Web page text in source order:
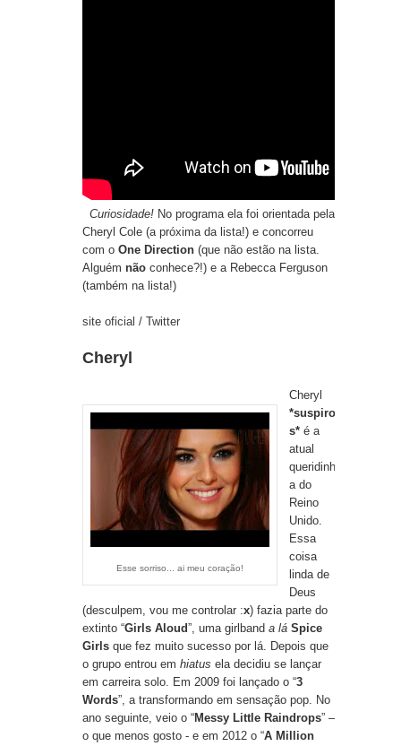
Curiosidade! No programa ela foi orientada pela
Cheryl Cole (a próxima da lista!) e concorreu
com o One Direction (que não estão na lista.
Alguém não conhece?!) e a Rebecca Ferguson
(também na lista!)
site oficial / Twitter
Cheryl
Esse sorriso... ai meu coração!
Cheryl
*suspiro
s* é a
atual
queridinh
a do
Reino
Unido.
Essa
coisa
linda de
Deus
(desculpem, vou me controlar :x) fazia parte do
extinto “Girls Aloud”, uma girlband a lá Spice
Girls que fez muito sucesso por lá. Depois que
o grupo entrou em hiatus ela decidiu se lançar
em carreira solo. Em 2009 foi lançado o “3
Words”, a transformando em sensação pop. No
ano seguinte, veio o “Messy Little Raindrops” –
o que menos gosto - e em 2012 o “A Million